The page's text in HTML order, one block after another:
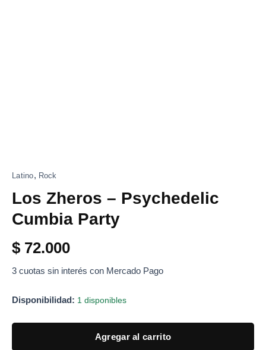
Latino, Rock
Los Zheros – Psychedelic
Cumbia Party
$ 72.000
3 cuotas sin interés con Mercado Pago
Disponibilidad: 1 disponibles
Agregar al carrito